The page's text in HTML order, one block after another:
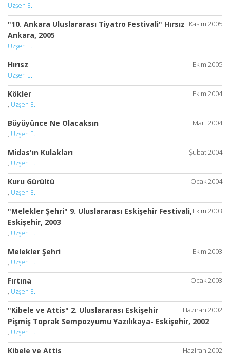
Uzşen E.
Kasım 2005
"10. Ankara Uluslararası Tiyatro Festivali" Hırsız
Ankara, 2005
Uzşen E.
Ekim 2005
Hırısz
Uzşen E.
Ekim 2004
Kökler
, Uzşen E.
Mart 2004
Büyüyünce Ne Olacaksın
, Uzşen E.
Şubat 2004
Midas'ın Kulakları
, Uzşen E.
Ocak 2004
Kuru Gürültü
, Uzşen E.
Ekim 2003
"Melekler Şehri" 9. Uluslararası Eskişehir Festivali,
Eskişehir, 2003
, Uzşen E.
Ekim 2003
Melekler Şehri
, Uzşen E.
Ocak 2003
Fırtına
, Uzşen E.
Haziran 2002
"Kibele ve Attis" 2. Uluslararası Eskişehir
Pişmiş Toprak Sempozyumu Yazılıkaya- Eskişehir, 2002
, Uzşen E.
Haziran 2002
Kibele ve Attis